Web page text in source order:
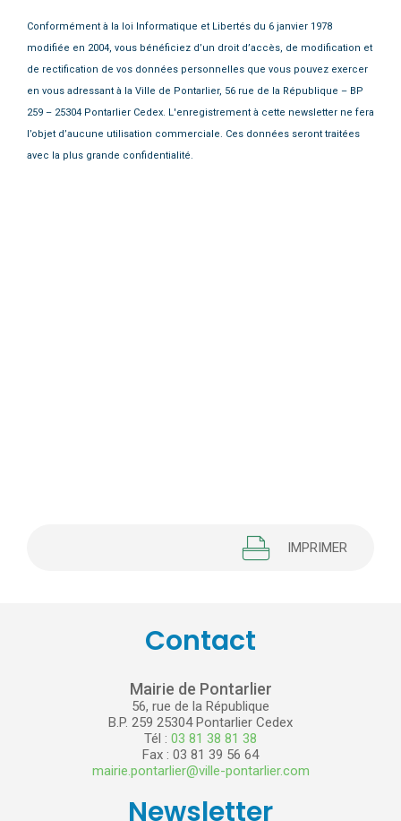
Conformément à la loi Informatique et Libertés du 6 janvier 1978
modifiée en 2004, vous bénéficiez d’un droit d’accès, de modification et
de rectification de vos données personnelles que vous pouvez exercer
en vous adressant à la Ville de Pontarlier, 56 rue de la République – BP
259 – 25304 Pontarlier Cedex. L'enregistrement à cette newsletter ne fera
l’objet d’aucune utilisation commerciale. Ces données seront traitées
avec la plus grande confidentialité.
IMPRIMER
Contact
Mairie de Pontarlier
56, rue de la République
B.P. 259 25304 Pontarlier Cedex
Tél : 03 81 38 81 38
Fax : 03 81 39 56 64
mairie.pontarlier@ville-pontarlier.com
Newsletter